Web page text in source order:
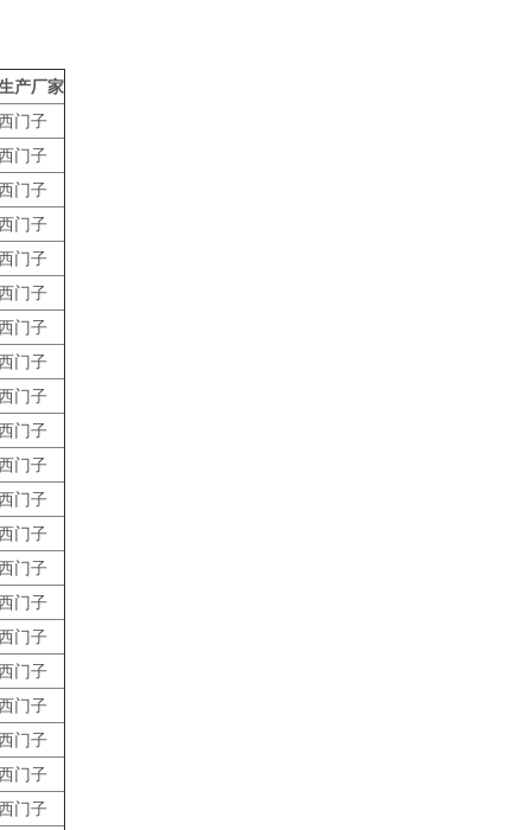
产厂家
门子
门子
门子
门子
门子
门子
门子
门子
门子
门子
门子
门子
门子
门子
门子
门子
门子
门子
门子
门子
门子